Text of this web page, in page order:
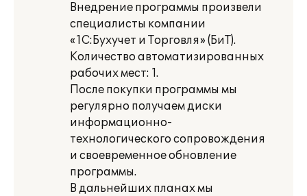
Внедрение программы произвели
специалисты компании
«1С:Бухучет и Торговля» (БиТ).
Количество автоматизированных
рабочих мест: 1.
После покупки программы мы
регулярно получаем диски
информационно-
технологического сопровождения
и своевременное обновление
программы.
В дальнейших планах мы